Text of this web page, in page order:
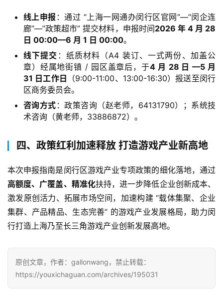
日
游
茶
对
接
上
海
站
中
(
中
国
线上申报 ：通过 “上海一网通办闵行区官网”—”闵企连
廊”—”政策超市” 提交材料，申报时间2026 年 4 月 28
日 00:00—6 月 1 日 00:00。
线下提交 ：纸质材料（A4 装订、一式两份、加盖公
章）经属地街镇 / 园区盖章后，于4 月 28 日 —5 月
31 日工作日
（9:00-11:00、13:00-16:30）报送至闵行
区商务委员会。
咨询方式 ：政策咨询（赵老师，64131790）；系统技
术咨询（黄老师，33886872）。
四、政策红利加速释放 打造游戏产业新高地
本次申报指南是闵行区游戏产业专项政策的细化落地，通过
高额度、广覆盖、精准化扶持，进一步降低企业创新成本、
激发原创活力、拓展市场空间，加速构建 “载体集聚、企业
集群、产品精品、生态完善” 的游戏产业发展格局，助力闵
行打造上海乃至长三角游戏产业创新发展高地。
原创文章，作者：gallonwang，禁止转载：
https://youxichaguan.com/archives/195031